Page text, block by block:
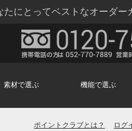
にとってベストなオーダー
素材で選ぶ 機能で選ぶ
ポイントクラブとは？ ログ